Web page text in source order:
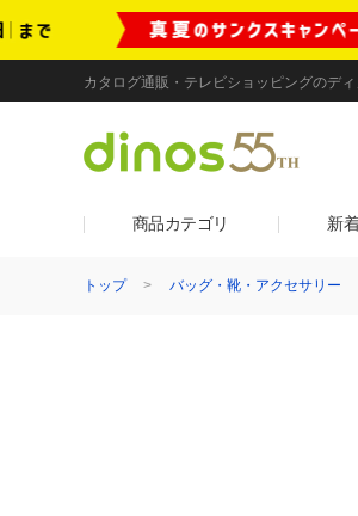
カタログ通販・テレビショッピングのデ
商品カテゴリ 新
トップ バッグ・靴・アクセサリー